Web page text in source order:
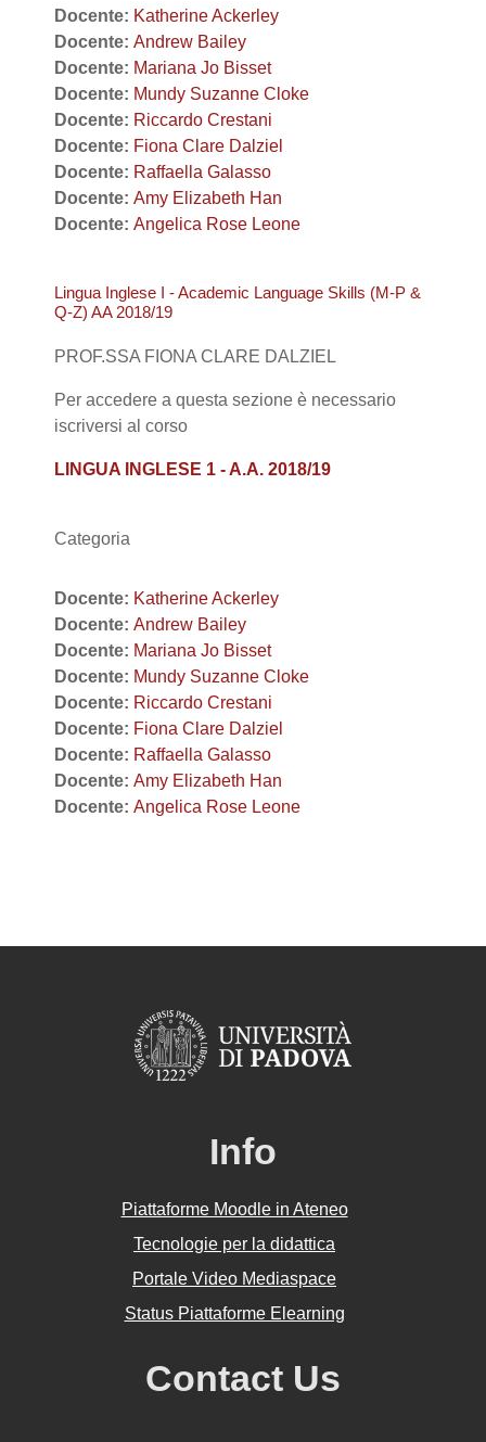
Docente: Katherine Ackerley
Docente: Andrew Bailey
Docente: Mariana Jo Bisset
Docente: Mundy Suzanne Cloke
Docente: Riccardo Crestani
Docente: Fiona Clare Dalziel
Docente: Raffaella Galasso
Docente: Amy Elizabeth Han
Docente: Angelica Rose Leone
Lingua Inglese I - Academic Language Skills (M-P &
Q-Z) AA 2018/19
PROF.SSA FIONA CLARE DALZIEL
Per accedere a questa sezione è necessario
iscriversi al corso
LINGUA INGLESE 1 - A.A. 2018/19
Categoria
Docente: Katherine Ackerley
Docente: Andrew Bailey
Docente: Mariana Jo Bisset
Docente: Mundy Suzanne Cloke
Docente: Riccardo Crestani
Docente: Fiona Clare Dalziel
Docente: Raffaella Galasso
Docente: Amy Elizabeth Han
Docente: Angelica Rose Leone
Info
Piattaforme Moodle in Ateneo
Tecnologie per la didattica
Portale Video Mediaspace
Status Piattaforme Elearning
Contact Us